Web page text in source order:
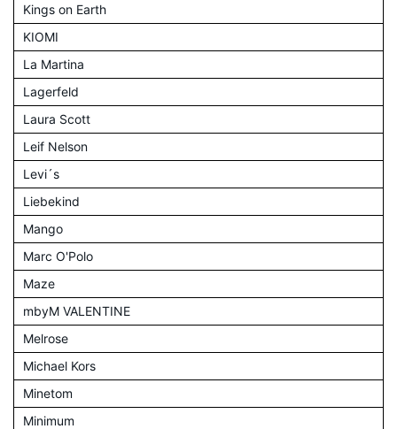
Kings on Earth
KIOMI
La Martina
Lagerfeld
Laura Scott
Leif Nelson
Levi´s
Liebekind
Mango
Marc O'Polo
Maze
mbyM VALENTINE
Melrose
Michael Kors
Minetom
Minimum